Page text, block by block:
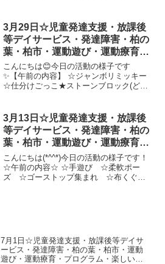
根抜き ・ケンケンパー・レスキュ
ー ・数字合わせ ・カップ...
3月29日☆児童発達支援・放課後
等デイサービス・発達障害・柏の
葉・柏市・運動遊び・運動療育・
プログラム・楽しい療育
こんにちは😊今日の活動の様子です
✨【午前の内容】 ☆ジャンボリミッキー
☆仕分けごっこ★ストーンブロック(どー
ボール遊び★滑り台→ウシガエル→跳び
箱今週も楽しく運動し...
3月13日☆児童発達支援・放課後
等デイサービス・発達障害・柏の
葉・柏市・運動遊び・運動療育・
プログラム・楽しい療育
こんにちは(*^^*)今日の活動の様子です！
☆午前の内容☆ ☆手遊び ☆柔軟ポー
ズ ☆ゴーストップ集まれ ☆布くぐり
7月1日☆児童発達支援・放課後等デイサ
ービス・発達障害・柏の葉・柏市・運動
遊び・運動療育・プログラム・楽しい療